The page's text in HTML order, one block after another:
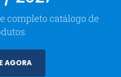
completo catálogo de
AGORA